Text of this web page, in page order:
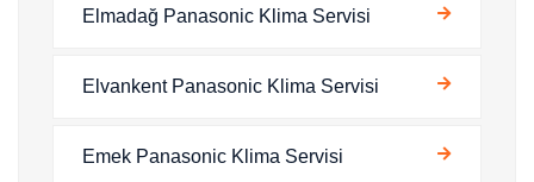
Elmadağ Panasonic Klima Servisi
Elvankent Panasonic Klima Servisi
Emek Panasonic Klima Servisi